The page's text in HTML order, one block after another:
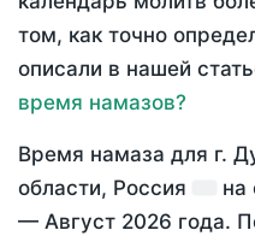
том, как точно
описали в нашей
время намазов?
Время намаза для г.
области, Россия
на
— Август 2026 года.